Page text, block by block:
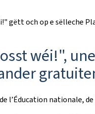
gëtt och op e sëlleche
wéi!",
l’Éducation nationale,